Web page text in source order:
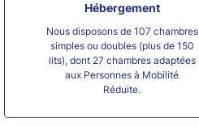
Hébergement
Nous disposons de 107 chambres
simples ou doubles (plus de 150
lits), dont 27 chambres adaptées
aux Personnes à Mobilité
Réduite.